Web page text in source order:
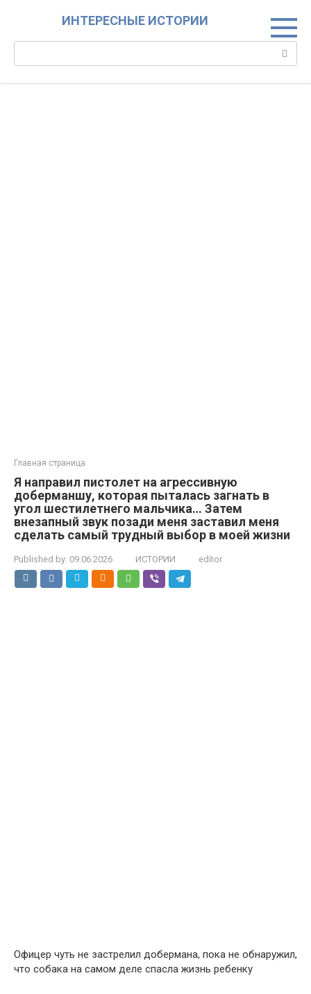
ИНТЕРЕСНЫЕ ИСТОРИИ
Главная страница
Я направил пистолет на агрессивную
доберманшу, которая пыталась загнать в
угол шестилетнего мальчика… Затем
внезапный звук позади меня заставил меня
сделать самый трудный выбор в моей жизни
Published by: 09.06.2026 ИСТОРИИ editor
Офицер чуть не застрелил добермана, пока не обнаружил,
что собака на самом деле спасла жизнь ребенку